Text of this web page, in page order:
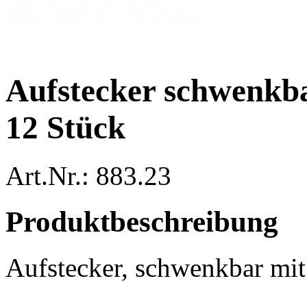
Aufstecker
12 Stück
Art.Nr.: 883.23
Produktbeschreibung
Aufstecker, schwenkbar